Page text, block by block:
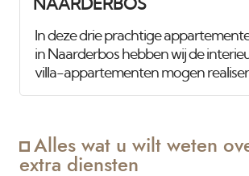
NAARDERBOS
In deze drie prachtige
in Naarderbos hebben wij de
villa-appartementen mogen
Daarnaast verzorgen wij ook het
foto's tonen het interieur van een
appartementen. Nadat de
Alles wat u wilt weten
extra diensten